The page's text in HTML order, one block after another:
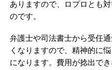
ありますので、ロプロとも
のです。
弁護士や司法書士から受任
くなりますので、精神的に
になります。費用が捻出で